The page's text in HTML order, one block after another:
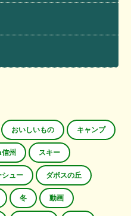
おいしいもの キャンプ
州 スキー
シュー ダボスの丘
冬 動画